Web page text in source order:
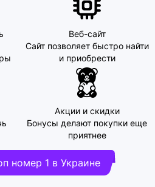
Веб-сайт
Сайт позволяет быстро найти
и приобрести
Акции и скидки
Бонусы делают покупки еще
приятнее
номер 1 в Украине